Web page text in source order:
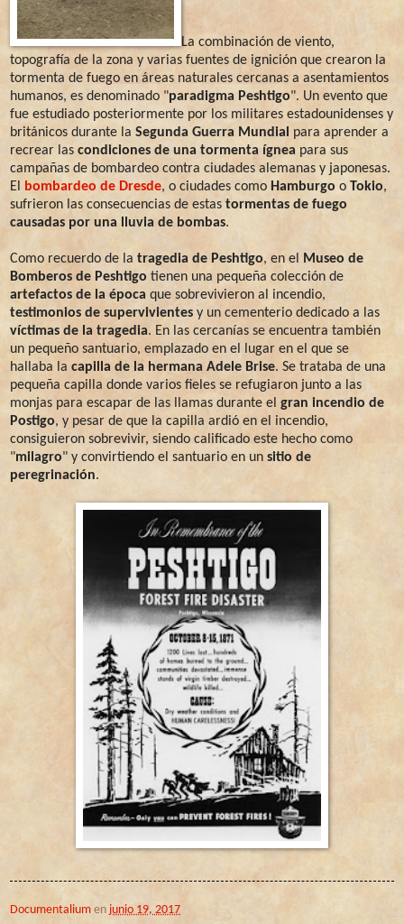
La combinación de viento,
topografía de la zona y varias fuentes de ignición que crearon la
tormenta de fuego en áreas naturales cercanas a asentamientos
humanos, es denominado "paradigma Peshtigo". Un evento que
fue estudiado posteriormente por los militares estadounidenses y
británicos durante la Segunda Guerra Mundial
para aprender a
recrear las condiciones de una tormenta ígnea para sus
campañas de bombardeo contra ciudades alemanas y japonesas.
El
bombardeo de Dresde, o ciudades como Hamburgo o Tokio,
sufrieron las consecuencias de estas tormentas de fuego
causadas por una lluvia de bombas.
Como recuerdo de la tragedia de Peshtigo, en el
Museo de
Bomberos de Peshtigo tienen una pequeña colección de
artefactos de la época que sobrevivieron al incendio,
testimonios de supervivientes y un cementerio dedicado a las
víctimas de la tragedia. En las cercanías se encuentra también
un pequeño santuario, emplazado en el lugar en el que se
hallaba la capilla de la hermana Adele Brise. Se trataba de una
pequeña capilla donde varios fieles se refugiaron junto a las
monjas para escapar de las llamas durante el gran incendio de
Postigo, y pesar de que la capilla ardió en el incendio,
consiguieron sobrevivir, siendo calificado este hecho como
"milagro" y convirtiendo el santuario en un sitio de
peregrinación.
Documentalium en junio 19, 2017